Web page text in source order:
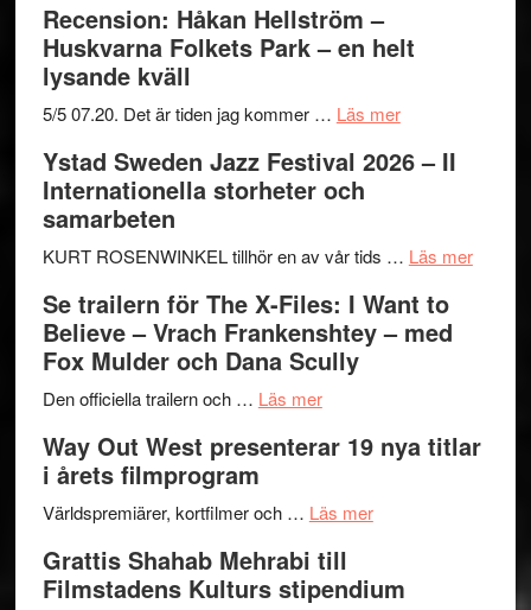
Recension: Håkan Hellström –
Huskvarna Folkets Park – en helt
lysande kväll
5/5 07.20. Det är tiden jag kommer … Läs merom
Håkan
Huskvarna
Park
–
kväll
Ystad Sweden Jazz Festival 2026 – II
Internationella storheter och
samarbeten
KURT ROSENWINKEL tillhör en av vår tids … Läs merom
II
Se trailern för The X-Files: I Want to
Believe – Vrach Frankenshtey – med
Fox Mulder och Dana Scully
Den officiella trailern och … Läs merom
trailern
The
Files:
I
Way Out West presenterar 19 nya titlar
i årets filmprogram
Världspremiärer, kortfilmer och … Läs merom
West
Grattis Shahab Mehrabi till
Filmstadens Kulturs stipendium